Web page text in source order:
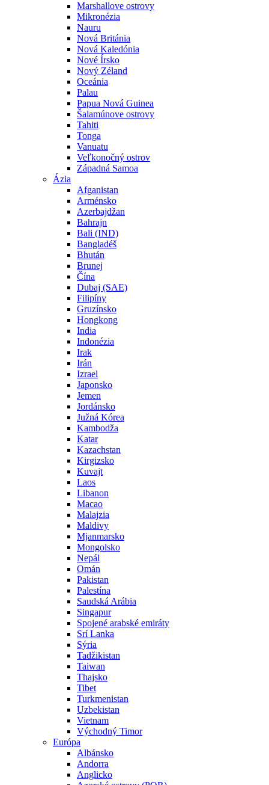
Marshallove ostrovy
Mikronézia
Nauru
Nová Británia
Nová Kaledónia
Nové Írsko
Nový Zéland
Oceánia
Palau
Papua Nová Guinea
Šalamúnove ostrovy
Tahiti
Tonga
Vanuatu
Veľkonočný ostrov
Západná Samoa
Ázia
Afganistan
Arménsko
Azerbajdžan
Bahrajn
Bali (IND)
Bangladéš
Bhután
Brunej
Čína
Dubaj (SAE)
Filipíny
Gruzínsko
Hongkong
India
Indonézia
Irak
Irán
Izrael
Japonsko
Jemen
Jordánsko
Južná Kórea
Kambodža
Katar
Kazachstan
Kirgizsko
Kuvajt
Laos
Libanon
Macao
Malajzia
Maldivy
Mjanmarsko
Mongolsko
Nepál
Omán
Pakistan
Palestína
Saudská Arábia
Singapur
Spojené arabské emiráty
Srí Lanka
Sýria
Tadžikistan
Taiwan
Thajsko
Tibet
Turkmenistan
Uzbekistan
Vietnam
Východný Timor
Európa
Albánsko
Andorra
Anglicko